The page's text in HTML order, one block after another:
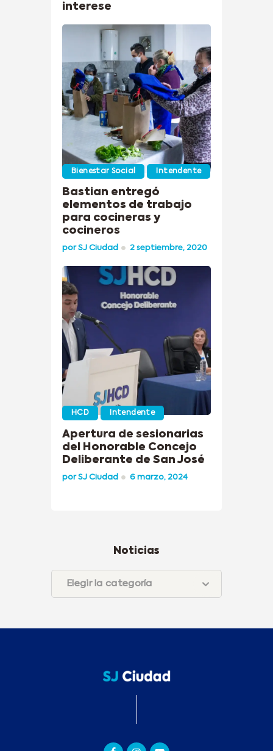
interese
Bienestar Social Intendente
Bastian entregó
elementos de trabajo
para cocineras y
cocineros
porSJ Ciudad 2 septiembre, 2020
HCD Intendente
Apertura de sesionarias
del Honorable Concejo
Deliberante de San José
porSJ Ciudad 6 marzo, 2024
Noticias